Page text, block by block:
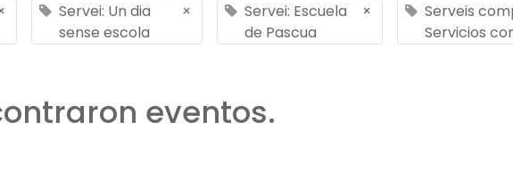
Servei: Un dia
sense escola
×
Servei: Escuela
de Pascua
×
Serveis
Servicios
eventos.